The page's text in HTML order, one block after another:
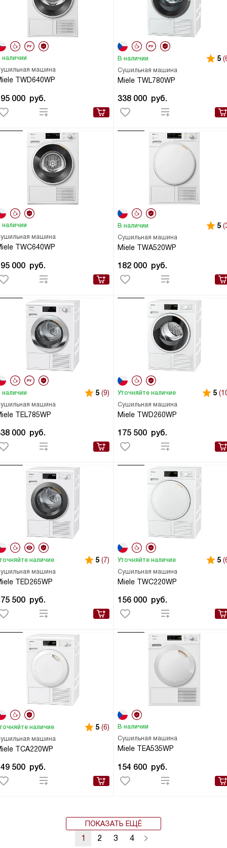
машина
TWD640WP
наличии
000 руб.
Сушильная машина
Miele TWL780WP
В наличии 5
338 000 руб.
машина
TWC640WP
наличии
000 руб.
Сушильная машина
Miele TWA520WP
В наличии 5
182 000 руб.
машина
TEL785WP
наличии 5 (9)
000 руб.
Сушильная машина
Miele TWD260WP
Уточняйте наличие 5
175 500 руб.
машина
TED265WP
наличие 5 (7)
500 руб.
Сушильная машина
Miele TWC220WP
Уточняйте наличие 5
156 000 руб.
машина
TCA220WP
наличие 5 (6)
500 руб.
Сушильная машина
Miele TEA535WP
В наличии
154 600 руб.
ПОКАЗАТЬ ЕЩЁ
1 2 3 4